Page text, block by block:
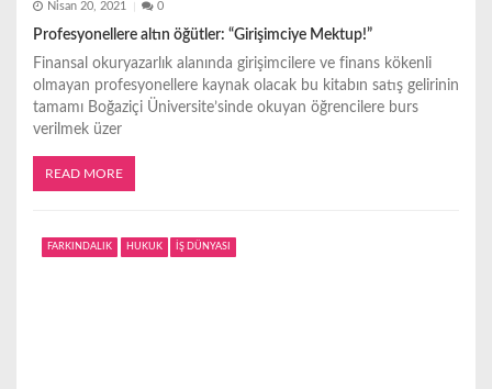
Nisan 20, 2021 0
Profesyonellere altın öğütler: “Girişimciye Mektup!”
Finansal okuryazarlık alanında girişimcilere ve finans kökenli
olmayan profesyonellere kaynak olacak bu kitabın satış gelirinin
tamamı Boğaziçi Üniversite’sinde okuyan öğrencilere burs
verilmek üzer
READ MORE
FARKINDALIK HUKUK İŞ DÜNYASI